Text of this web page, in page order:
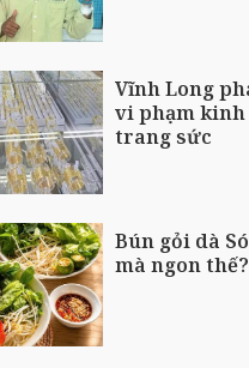
Vĩnh Long
vi phạm kinh
trang sức
Bún gỏi dà
mà ngon thế?